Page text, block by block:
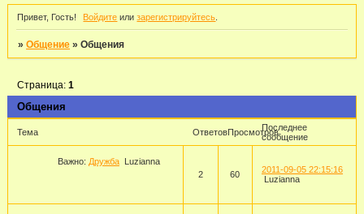
Привет, Гость! Войдите илизарегистрируйтесь
»Общение »Общения
Общения
Страница:1
Тема ОтветовПросмотровПоследнее
сообщение
Важно: Дружба
Luzianna
2
60
2011-09-05 22:15:16
Luzianna